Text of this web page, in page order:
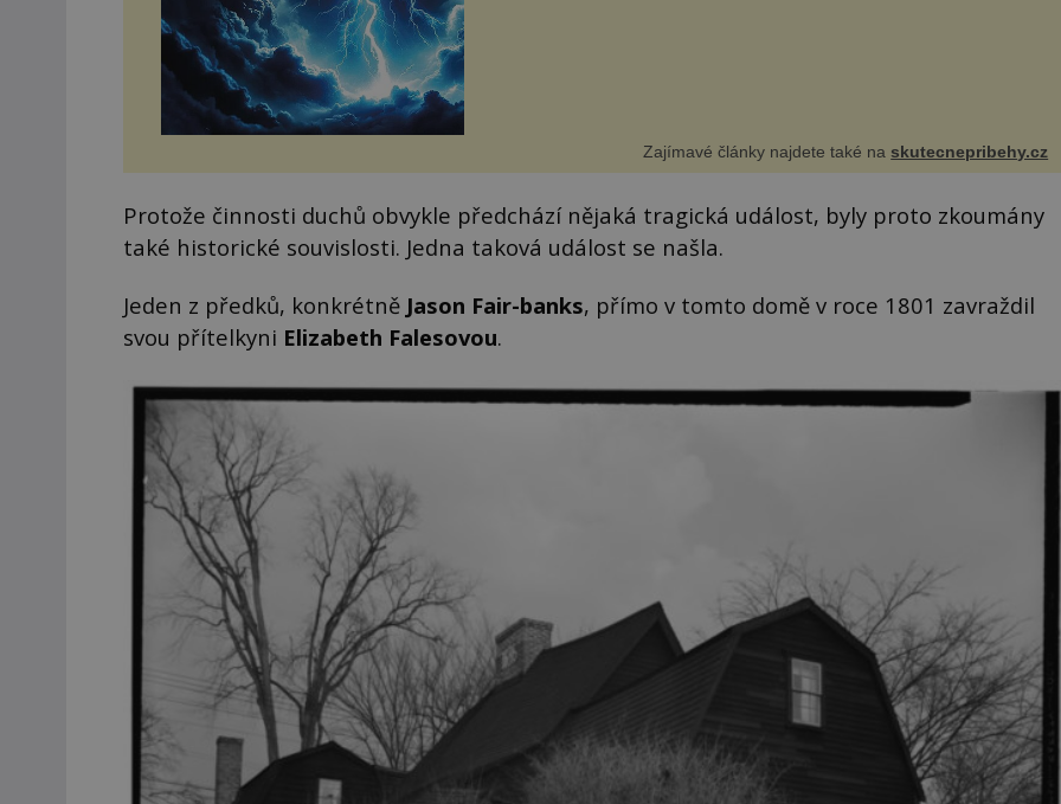
Zajímavé články najdete také naskutecnepribehy.cz
Protože činnosti duchů obvykle předchází nějaká tragická událost, byly proto zkoumány
také historické souvislosti. Jedna taková událost se našla.
Jeden z předků, konkrétně Jason Fair-banks, přímo v tomto domě v roce 1801 zavraždil
svou přítelkyni Elizabeth Falesovou.